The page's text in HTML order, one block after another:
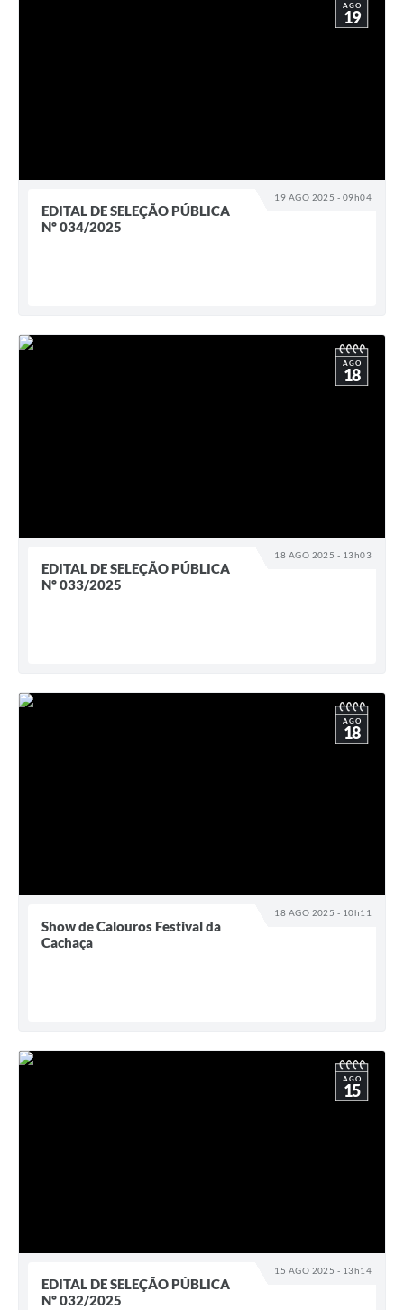
19 AGO 2025 - 09h04
AGO
19
EDITAL DE SELEÇÃO PÚBLICA
Nº 034/2025
18 AGO 2025 - 13h03
AGO
18
EDITAL DE SELEÇÃO PÚBLICA
Nº 033/2025
18 AGO 2025 - 10h11
AGO
18
Show de Calouros Festival da
Cachaça
15 AGO 2025 - 13h14
AGO
15
EDITAL DE SELEÇÃO PÚBLICA
Nº 032/2025